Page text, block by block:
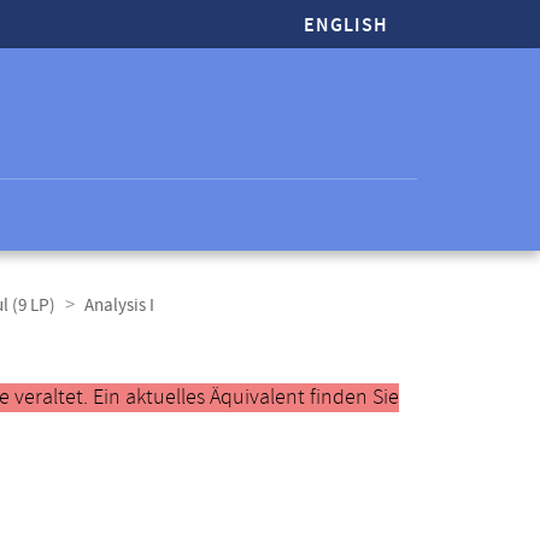
ENGLISH
(9 LP) Analysis I
veraltet. Ein aktuelles Äquivalent finden Sie